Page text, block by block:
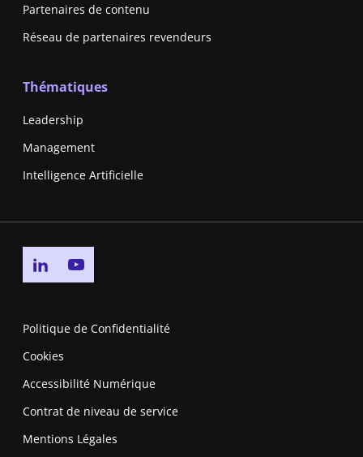
Partenaires de contenu
Réseau de partenaires revendeurs
Thématiques
Leadership
Management
Intelligence Artificielle
Go to linkedin page
Politique de Confidentialité
Cookies
Accessibilité Numérique
Contrat de niveau de service
Mentions Légales